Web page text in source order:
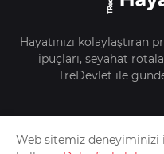
Hayatınızı
ipuçları, seyahat
TreDevlet ile
Anasayfa
Web sitemiz